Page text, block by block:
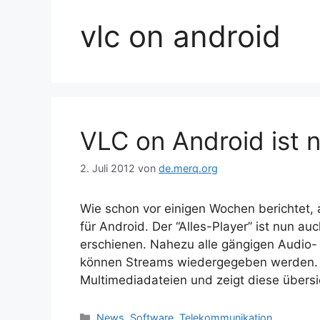
vlc on android
VLC on Android ist
2. Juli 2012 von de.merq.org
Wie schon vor einigen Wochen
für Android. Der “Alles-Player” ist nun
erschienen. Nahezu alle gängigen
können Streams wiedergegeben
Multimediadateien und zeigt diese
Kategorien